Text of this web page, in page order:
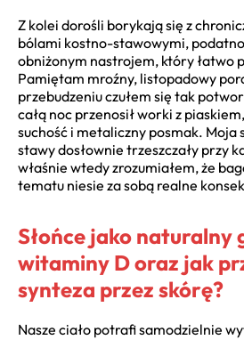
Z kolei dorośli borykają się z
bólami kostno-stawowymi,
obniżonym nastrojem, który łatwo
Pamiętam mroźny, listopadowy
przebudzeniu czułem się tak
całą noc przenosił worki z
suchość i metaliczny posmak. Moja
stawy dosłownie trzeszczały przy
właśnie wtedy zrozumiałem, że
tematu niesie za sobą realne
Słońce jako naturalny
witaminy D oraz jak
synteza przez skórę?
Nasze ciało potrafi samodzielnie